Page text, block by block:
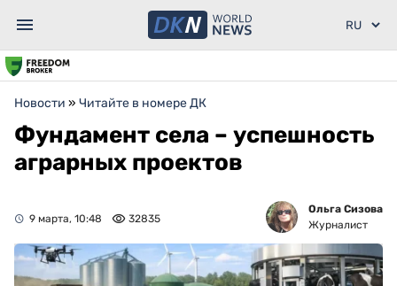
Новости » Читайте в номере ДК
Фундамент села – успешность
аграрных проектов
9 марта, 10:48 32835
Ольга Сизова
Журналист